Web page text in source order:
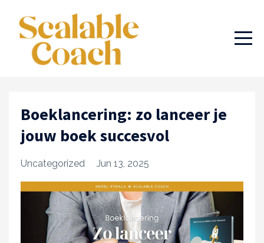
Boeklancering: zo lanceer je
jouw boek succesvol
Uncategorized Jun 13, 2025